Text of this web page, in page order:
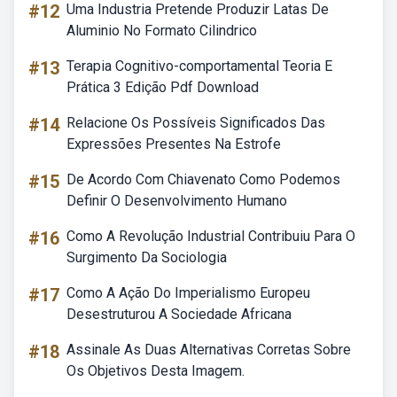
#12 Uma Industria Pretende Produzir Latas De
Aluminio No Formato Cilindrico
#13 Terapia Cognitivo-comportamental Teoria E
Prática 3 Edição Pdf Download
#14 Relacione Os Possíveis Significados Das
Expressões Presentes Na Estrofe
#15 De Acordo Com Chiavenato Como Podemos
Definir O Desenvolvimento Humano
#16 Como A Revolução Industrial Contribuiu Para O
Surgimento Da Sociologia
#17 Como A Ação Do Imperialismo Europeu
Desestruturou A Sociedade Africana
#18 Assinale As Duas Alternativas Corretas Sobre
Os Objetivos Desta Imagem.